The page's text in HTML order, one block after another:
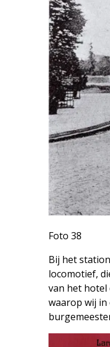
Foto 38
Bij het
locomotief,
van het hotel
waarop wij